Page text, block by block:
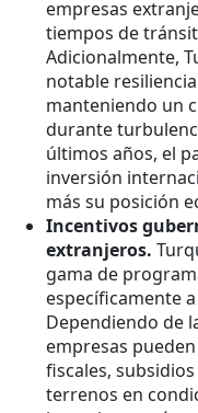
empresas
tiempos de
Adicionalmente,
notable
manteniendo un
durante
últimos años, el
inversión
más su posición
Incentivos
extranjeros.
gama de
específicamente
Dependiendo de
empresas
fiscales,
terrenos en